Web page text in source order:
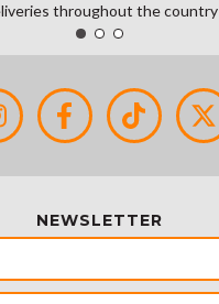
throughout the country
NEWSLETTER